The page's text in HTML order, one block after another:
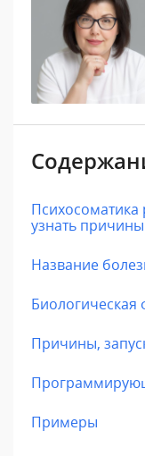
узнать
Название
Биологическая
Причины,
Примеры